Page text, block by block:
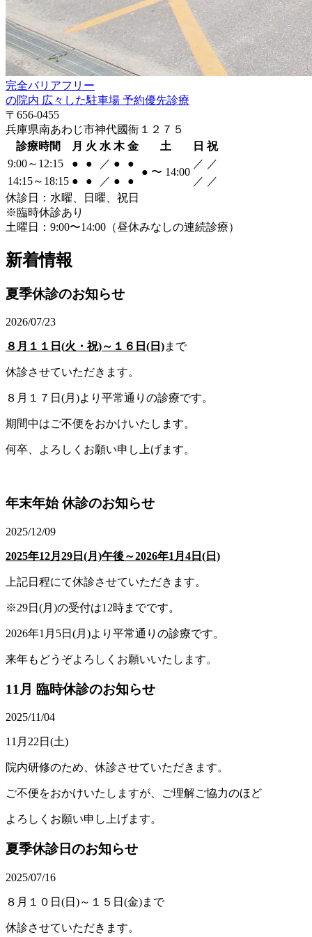
完全バリアフリー
の院内 広々した駐車場 予約優先診療
〒656-0455
兵庫県南あわじ市神代國衙１２７５
診療時間
月 火 水 木 金 土 日 祝
9:00～12:15
● ● ／ ● ●
● 〜 14:00
／ ／
14:15～18:15 ● ● ／ ● ● ／ ／
休診日： 水曜、日曜、祝日
※臨時休診あり
土曜日：9:00〜14:00（昼休みなしの連続診療）
新着情報
夏季休診のお知らせ
2026/07/23
８月１１日(火・祝)～１６日(日)まで
休診させていただきます。
８月１７日(月)より平常通りの診療です。
期間中はご不便をおかけいたします。
何卒、よろしくお願い申し上げます。
年末年始 休診のお知らせ
2025/12/09
2025年12月29日(月)午後～2026年1月4日(日)
上記日程にて休診させていただきます。
※29日(月)の受付は12時までです。
2026年1月5日(月)より平常通りの診療です。
来年もどうぞよろしくお願いいたします。
11月 臨時休診のお知らせ
2025/11/04
11月22日(土)
院内研修のため、休診させていただきます。
ご不便をおかけいたしますが、ご理解ご協力のほど
よろしくお願い申し上げます。
夏季休診日のお知らせ
2025/07/16
８月１０日(日)～１５日(金)まで
休診させていただきます。